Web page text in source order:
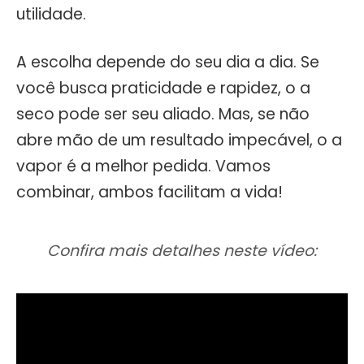
utilidade.
A escolha depende do seu dia a dia. Se
você busca praticidade e rapidez, o a
seco pode ser seu aliado. Mas, se não
abre mão de um resultado impecável, o a
vapor é a melhor pedida. Vamos
combinar, ambos facilitam a vida!
Confira mais detalhes neste vídeo: